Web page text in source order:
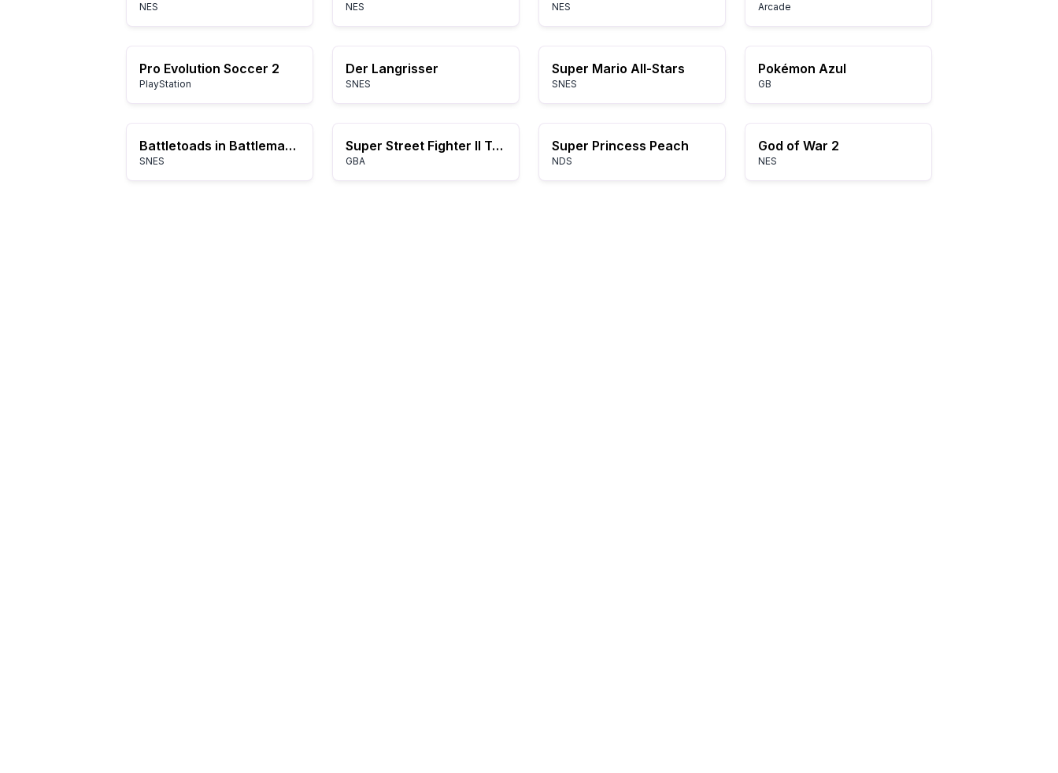
NES NES NES Arcade
Pro Evolution Soccer 2
PlayStation
Der Langrisser
SNES
Super Mario All-Stars
SNES
Pokémon Azul
GB
Battletoads in Battlemaniacs
SNES
Super Street Fighter II Turbo Revival
GBA
Super Princess Peach
NDS
God of War 2
NES